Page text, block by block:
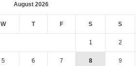
August 2026
W T F S S
1 2
5 6 7 8 9